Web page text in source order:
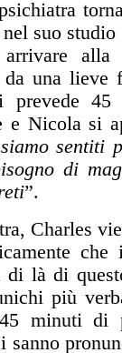
suo
alla
una lieve
prevede
e Nicola si
sentiti
di
”.
Charles
là di
più
minuti di
sanno